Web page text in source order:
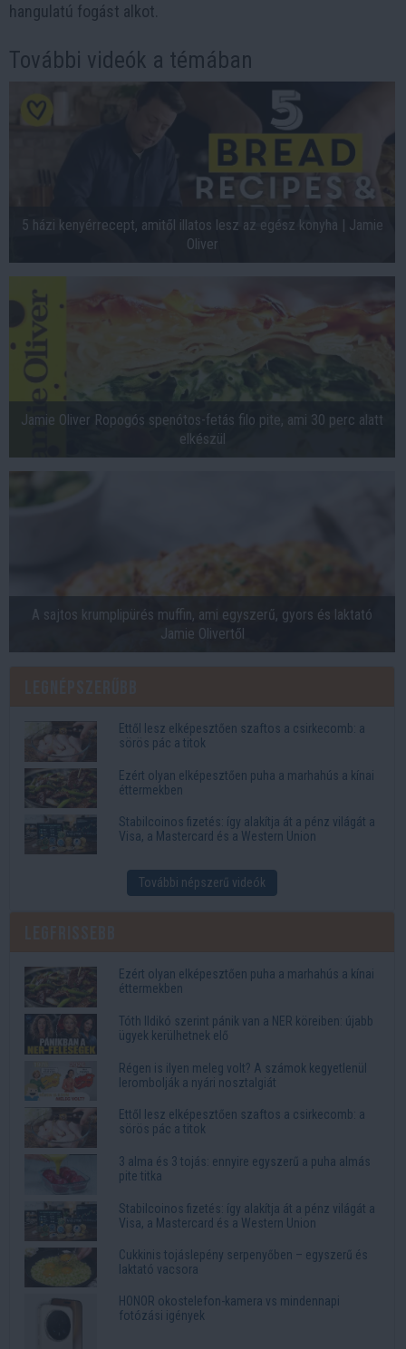
hangulatú fogást alkot.
További videók a témában
5 házi kenyérrecept, amitől illatos lesz az egész konyha | Jamie
Oliver
Jamie Oliver Ropogós spenótos-fetás filo pite, ami 30 perc alatt
elkészül
A sajtos krumplipürés muffin, ami egyszerű, gyors és laktató
Jamie Olivertől
Ettől lesz elképesztően szaftos a csirkecomb: a
sörös pác a titok
Ezért olyan elképesztően puha a marhahús a kínai
éttermekben
Stabilcoinos fizetés: így alakítja át a pénz világát a
Visa, a Mastercard és a Western Union
További népszerű videók
Ezért olyan elképesztően puha a marhahús a kínai
éttermekben
Tóth Ildikó szerint pánik van a NER köreiben: újabb
ügyek kerülhetnek elő
Régen is ilyen meleg volt? A számok kegyetlenül
lerombolják a nyári nosztalgiát
Ettől lesz elképesztően szaftos a csirkecomb: a
sörös pác a titok
3 alma és 3 tojás: ennyire egyszerű a puha almás
pite titka
Stabilcoinos fizetés: így alakítja át a pénz világát a
Visa, a Mastercard és a Western Union
Cukkinis tojáslepény serpenyőben – egyszerű és
laktató vacsora
HONOR okostelefon-kamera vs mindennapi
fotózási igények